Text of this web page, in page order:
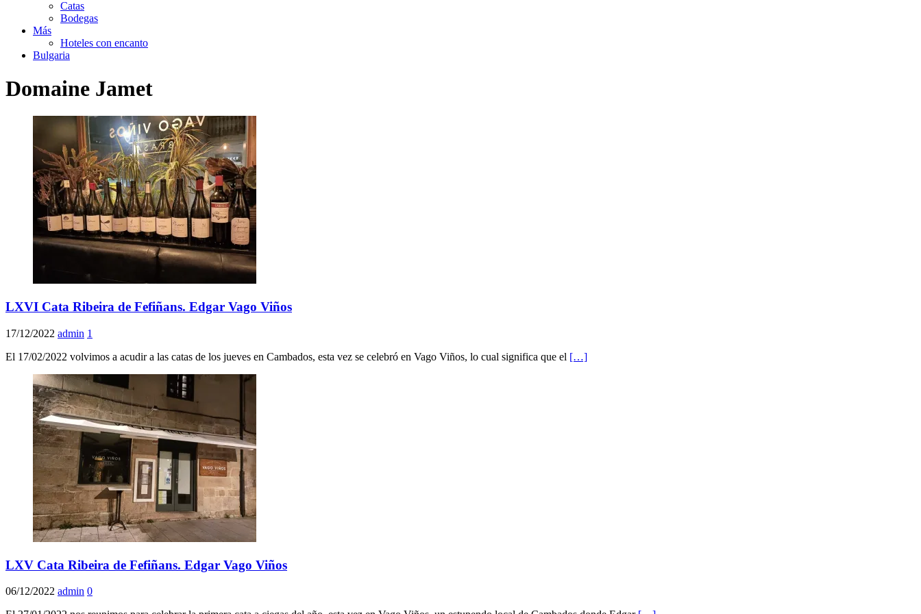
Catas
Bodegas
Más
Hoteles con encanto
Bulgaria
Domaine Jamet
LXVI Cata Ribeira de Fefiñans. Edgar Vago Viños
17/12/2022 admin 1
El 17/02/2022 volvimos a acudir a las catas de los jueves en Cambados, esta vez se celebró en Vago Viños, lo cual significa que el […]
LXV Cata Ribeira de Fefiñans. Edgar Vago Viños
06/12/2022 admin 0